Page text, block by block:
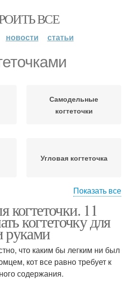
ВСЕ
новости статьи
Самодельные
когтеточки
Угловая когтеточка
Когтеточки из
ковролина
Кошачий домик
Показать все
когтеточки. 11
когтеточку для
руками
что каким бы легким ни был
кот все равно требует к
содержания.